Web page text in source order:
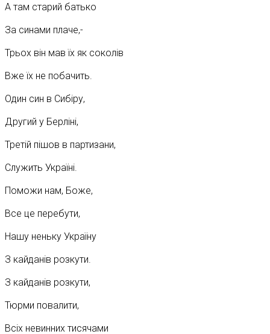
А там старий батько
За синами плаче,-
Трьох він мав їх як соколів
Вже їх не побачить.
Один син в Сибіру,
Другий у Берліні,
Третій пішов в партизани,
Служить Україні.
Поможи нам, Боже,
Все це перебути,
Нашу неньку Україну
З кайданів розкути.
З кайданів розкути,
Тюрми повалити,
Всіх невинних тисячами